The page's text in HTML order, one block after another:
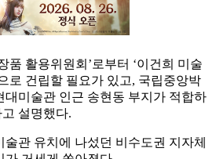
품 활용위원회’로부터 ‘이건희 미술
로 건립할 필요가 있고, 국립중앙박
대미술관 인근 송현동 부지가 적합하
설명했다.
관 유치에 나섰던 비수도권 지자체